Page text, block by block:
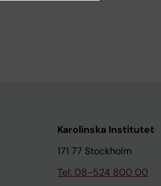
Karolinska Institutet
171 77 Stockholm
Tel: 08-524 800 00